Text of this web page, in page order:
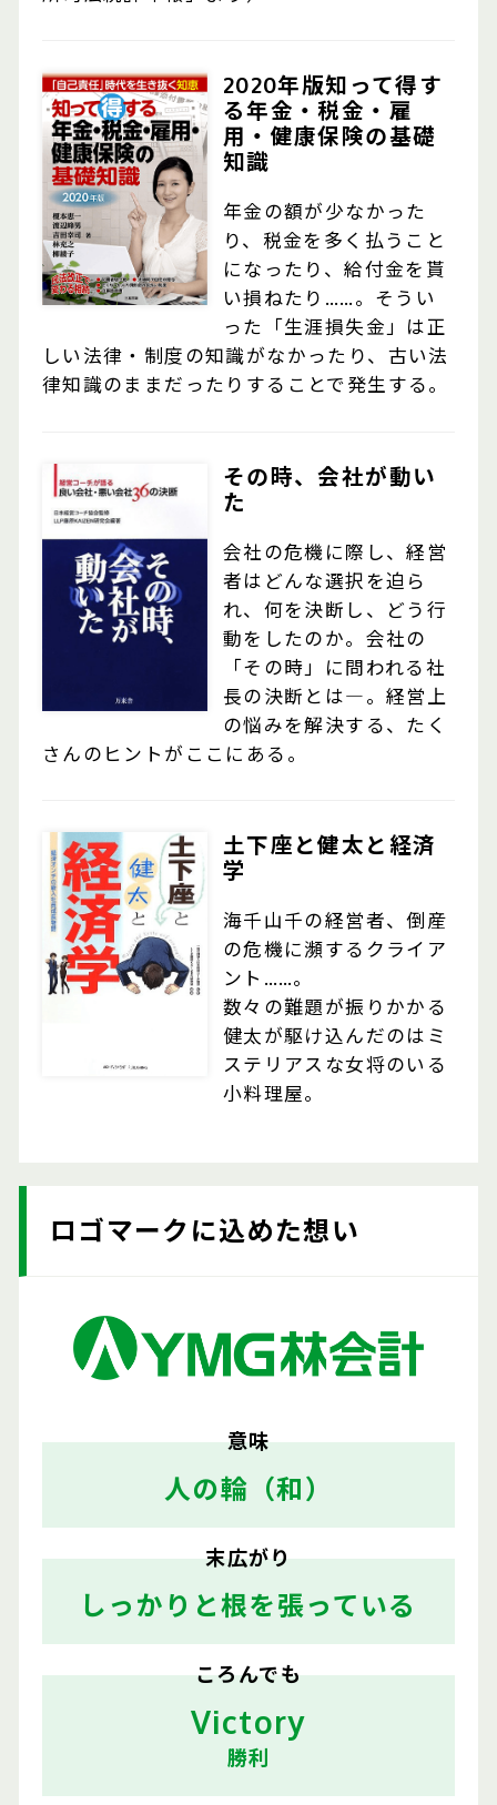
2020年版知って得す
る年金・税金・雇
用・健康保険の基礎
知識
年金の額が少なかった
り、税金を多く払うこと
になったり、給付金を貰
い損ねたり……。そうい
った「生涯損失金」は正
しい法律・制度の知識がなかったり、古い法
律知識のままだったりすることで発生する。
その時、会社が動い
た
会社の危機に際し、経営
者はどんな選択を迫ら
れ、何を決断し、どう行
動をしたのか。会社の
「その時」に問われる社
長の決断とは―。経営上
の悩みを解決する、たく
さんのヒントがここにある。
土下座と健太と経済
学
海千山千の経営者、倒産
の危機に瀕するクライア
ント……。
数々の難題が振りかかる
健太が駆け込んだのはミ
ステリアスな女将のいる
小料理屋。
ロゴマークに込めた想い
意味
人の輪（和）
末広がり
しっかりと根を張っている
ころんでも
Victory
勝利